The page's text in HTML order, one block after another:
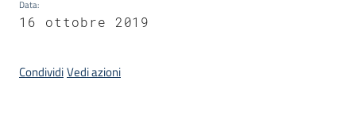
Data:
16 ottobre 2019
CondividiVedi azioni